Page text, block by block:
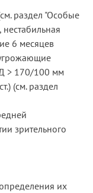
раздел "Особые
нестабильная
6 месяцев
> 170/100 мм
(см. раздел
зрительного
их